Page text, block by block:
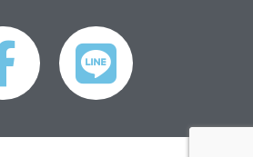
F
a
c
L
i
n